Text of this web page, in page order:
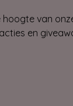
hoogte van
en